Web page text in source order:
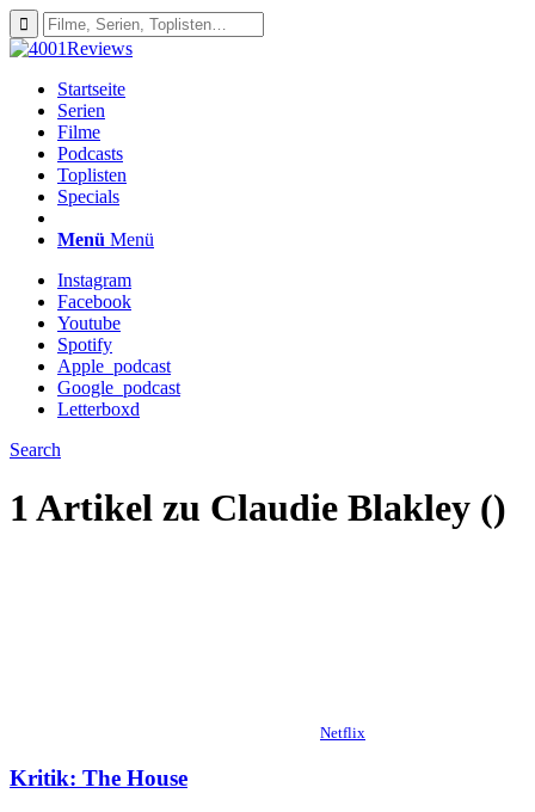
Startseite
Serien
Filme
Podcasts
Toplisten
Specials
Menü Menü
Instagram
Facebook
Youtube
Spotify
Apple_podcast
Google_podcast
Letterboxd
Search
1 Artikel zu Claudie Blakley ()
Netflix
Kritik: The House